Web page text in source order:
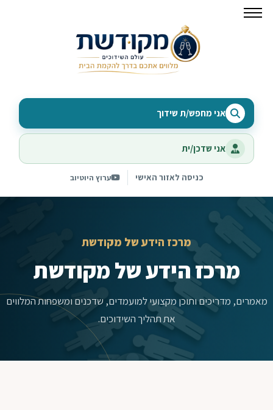
אני מחפש/ת שידוך
אני שדכן/ית
כניסה לאזור האישי ערוץ היוטיוב
מרכז הידע של מקודשת
מרכז הידע של מקודשת
מאמרים, מדריכים ותוכן מקצועי למועמדים, שדכנים ומשפחות המלווים
את תהליך השידוכים.